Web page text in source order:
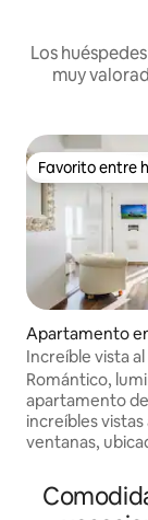
Los
muy
Favorito entre
Favorito entre
Apartamento
Água
Increíble vista
en el casco
Romántico,
apartamento
increíbles
ventanas,
Peneco y a
pescadores.